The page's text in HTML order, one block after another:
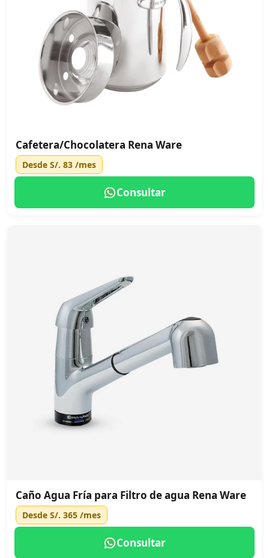
Cafetera/Chocolatera Rena Ware
Desde S/. 83 /mes
Consultar
Caño Agua Fría para Filtro de agua Rena Ware
Desde S/. 365 /mes
Consultar